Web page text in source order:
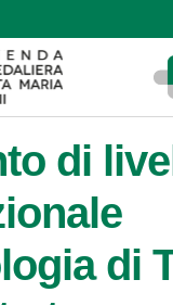
Santa Maria di Terni
di
di